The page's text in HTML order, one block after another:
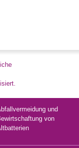
und
von